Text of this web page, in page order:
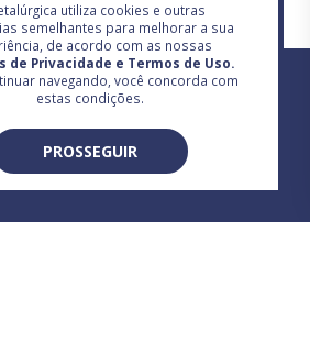
utiliza cookies e outras
semelhantes para melhorar a sua
de acordo com as nossas
de Privacidade e Termos de Uso.
navegando, você concorda com
estas condições.
PROSSEGUIR